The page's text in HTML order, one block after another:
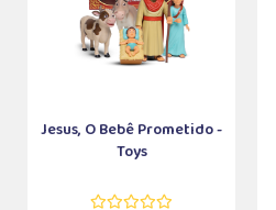
Jesus, O Bebê Prometido -
Toys